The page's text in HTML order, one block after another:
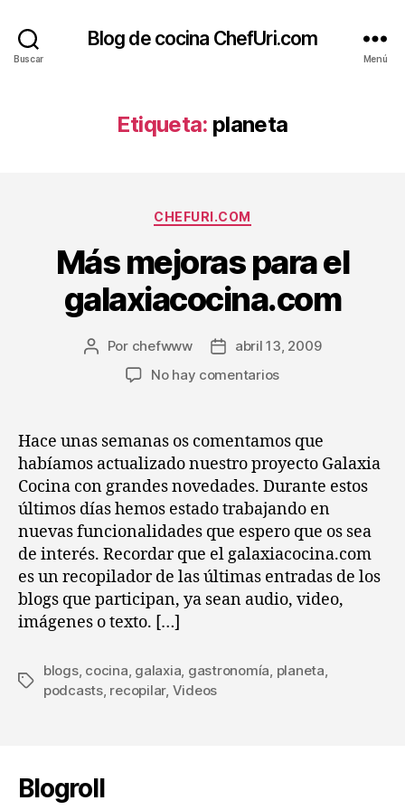
Buscar
Blog de cocina ChefUri.com
Menú
Etiqueta: planeta
Categorías
CHEFURI.COM
Más mejoras para el
galaxiacocina.com
Autor
Por chefwww
Fechaabril 13, 2009
No hay comentariosen
galaxiacocina.com
Hace unas semanas os comentamos que
habíamos actualizado nuestro proyecto Galaxia
Cocina con grandes novedades. Durante estos
últimos días hemos estado trabajando en
nuevas funcionalidades que espero que os sea
de interés. Recordar que el galaxiacocina.com
es un recopilador de las últimas entradas de los
blogs que participan, ya sean audio, video,
imágenes o texto. […]
Etiquetas
blogs, cocina galaxia gastronomía planeta
podcasts, recopilar, Videos
Blogroll